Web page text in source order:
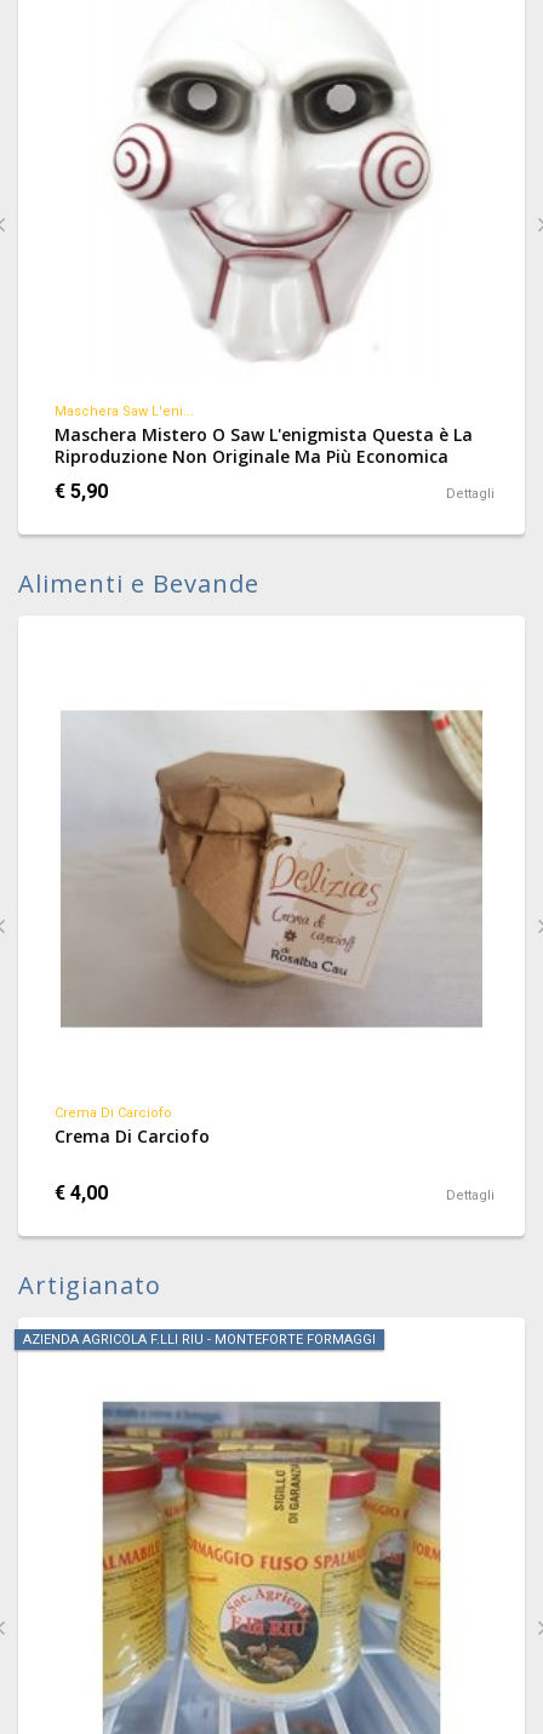
Maschera Saw L'eni...
Maschera Mistero O Saw L'enigmista Questa è La
Riproduzione Non Originale Ma Più Economica
Della Famigerata Effige Di Saw L'enigmista Il
Colore è Bianco
€ 5,90 Dettagli
Alimenti e Bevande
Crema Di Carciofo
Crema Di Carciofo
€ 4,00 Dettagli
Artigianato
AZIENDA AGRICOLA F.LLI RIU - MONTEFORTE FORMAGGI